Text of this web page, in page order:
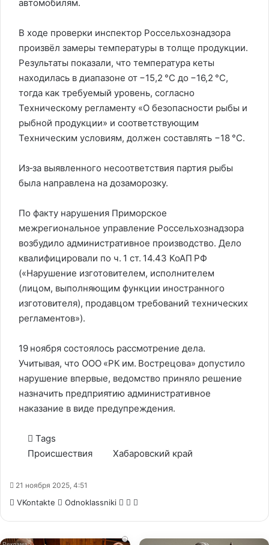
автомобилям.
В ходе проверки инспектор Россельхознадзора
произвёл замеры температуры в толще продукции.
Результаты показали, что температура кеты
находилась в диапазоне от −15,2 °C до −16,2 °C,
тогда как требуемый уровень, согласно
Техническому регламенту «О безопасности рыбы и
рыбной продукции» и соответствующим
Техническим условиям, должен составлять −18 °C.
Из‑за выявленного несоответствия партия рыбы
была направлена на дозаморозку.
По факту нарушения Приморское
межрегиональное управление Россельхознадзора
возбудило административное производство. Дело
квалифицировали по ч. 1 ст. 14.43 КоАП РФ
(«Нарушение изготовителем, исполнителем
(лицом, выполняющим функции иностранного
изготовителя), продавцом требований технических
регламентов»).
19 ноября состоялось рассмотрение дела.
Учитывая, что ООО «РК им. Вострецова» допустило
нарушение впервые, ведомство приняло решение
назначить предприятию административное
наказание в виде предупреждения.
Tags
Происшествия
Хабаровский край
21 ноября 2025, 4:51
VKontakte Odnoklassniki WhatsApp
Telegram
i